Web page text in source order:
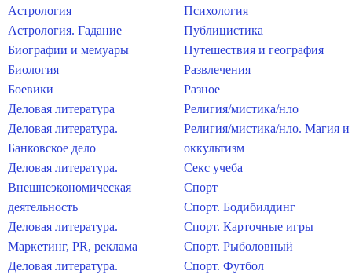
Астрология
Астрология. Гадание
Биографии и мемуары
Биология
Боевики
Деловая литература
Деловая литература.
Банковское дело
Деловая литература.
Внешнеэкономическая
деятельность
Деловая литература.
Маркетинг, PR, реклама
Деловая литература.
Психология
Публицистика
Путешествия и география
Развлечения
Разное
Религия/мистика/нло
Религия/мистика/нло. Магия и
оккультизм
Секс учеба
Спорт
Спорт. Бодибилдинг
Спорт. Карточные игры
Спорт. Рыболовный
Спорт. Футбол